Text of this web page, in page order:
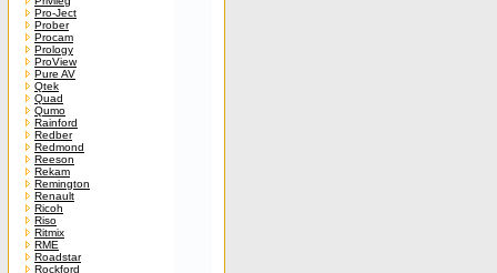
Pro-Ject
Prober
Procam
Prology
ProView
Pure AV
Qtek
Quad
Qumo
Rainford
Redber
Redmond
Reeson
Rekam
Remington
Renault
Ricoh
Riso
Ritmix
RME
Roadstar
Rockford